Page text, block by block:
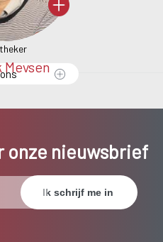
onze nieuwsbrief